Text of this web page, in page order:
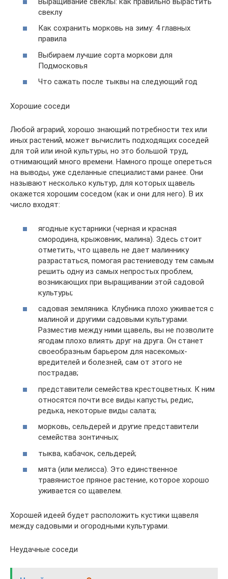
свеклу
Как сохранить морковь на зиму: 4 главных
правила
Выбираем лучшие сорта моркови для
Подмосковья
Что сажать после тыквы на следующий год
Хорошие соседи
Любой аграрий, хорошо знающий потребности тех или
иных растений, может вычислить подходящих соседей
для той или иной культуры, но это большой труд,
отнимающий много времени. Намного проще опереться
на выводы, уже сделанные специалистами ранее. Они
называют несколько культур, для которых щавель
окажется хорошим соседом (как и они для него). В их
число входят:
ягодные кустарники (черная и красная
смородина, крыжовник, малина). Здесь стоит
отметить, что щавель не дает малиннику
разрастаться, помогая растениеводу тем самым
решить одну из самых непростых проблем,
возникающих при выращивании этой садовой
культуры;
садовая земляника. Клубника плохо уживается с
малиной и другими садовыми культурами.
Разместив между ними щавель, вы не позволите
ягодам плохо влиять друг на друга. Он станет
своеобразным барьером для насекомых-
вредителей и болезней, сам от этого не
пострадав;
представители семейства крестоцветных. К ним
относятся почти все виды капусты, редис,
редька, некоторые виды салата;
морковь, сельдерей и другие представители
семейства зонтичных;
тыква, кабачок, сельдерей;
мята (или мелисса). Это единственное
травянистое пряное растение, которое хорошо
уживается со щавелем.
Хорошей идеей будет расположить кустики щавеля
между садовыми и огородными культурами.
Неудачные соседи